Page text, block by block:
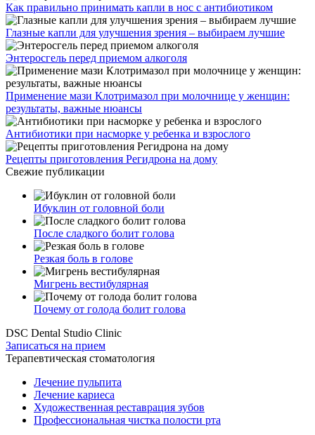
Как правильно принимать капли в нос с антибиотиком
Глазные капли для улучшения зрения – выбираем лучшие
Энтеросгель перед приемом алкоголя
Применение мази Клотримазол при молочнице у женщин:
результаты, важные нюансы
Антибиотики при насморке у ребенка и взрослого
Рецепты приготовления Регидрона на дому
Свежие публикации
Ибуклин от головной боли
После сладкого болит голова
Резкая боль в голове
Мигрень вестибулярная
Почему от голода болит голова
DSC Dental Studio Clinic
Записаться на прием
Терапевтическая стоматология
Лечение пульпита
Лечение кариеса
Художественная реставрация зубов
Профессиональная чистка полости рта